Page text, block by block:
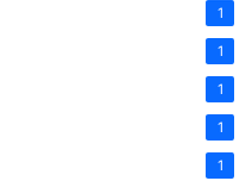
1
1
1
1
1